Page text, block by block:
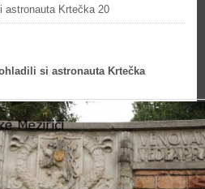
astronauta Krtečka 20
si astronauta Krtečka